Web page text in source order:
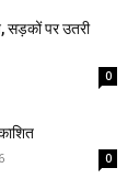
सड़कों पर उतरी
0
0